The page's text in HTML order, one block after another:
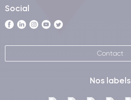
Social
Contact
Nos labels